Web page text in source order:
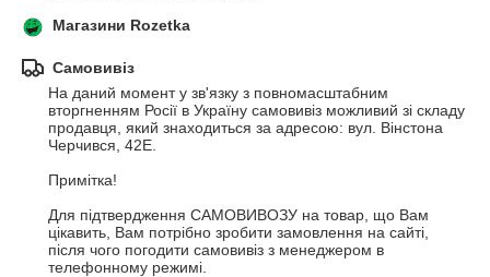
Магазини Rozetka
Самовивіз
На даний момент у зв'язку з повномасштабним
вторгненням Росії в Україну самовивіз можливий зі складу
продавця, який знаходиться за адресою: вул. Вінстона
Черчився, 42Е.
Примітка!
Для підтвердження САМОВИВОЗУ на товар, що Вам
цікавить, Вам потрібно зробити замовлення на сайті,
після чого погодити самовивіз з менеджером в
телефонному режимі.